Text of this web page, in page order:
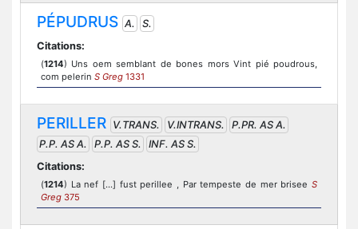
PÉPUDRUS A.
S.
Citations:
(1214) Uns oem semblant de bones mors Vint pié poudrous,
com pelerin S Greg 1331
PERILLER V.TRANS. V.INTRANS.
P.PR. AS A.
P.P. AS A.
P.P. AS S.
INF. AS S.
Citations:
(1214) La nef [...] fust perillee , Par tempeste de mer brisee S
Greg 375